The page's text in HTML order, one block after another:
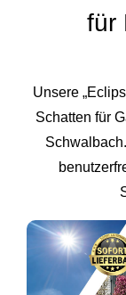
für
Unsere
Schatten für